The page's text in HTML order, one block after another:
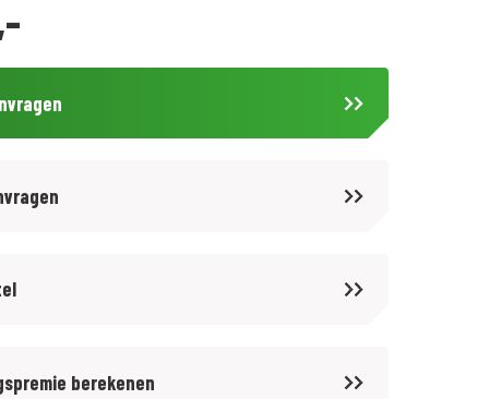
berekenen